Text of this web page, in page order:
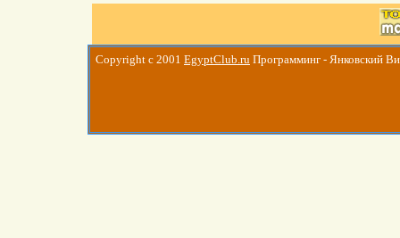
Copyright c 2001 EgyptClub.ru Программинг - Янковский